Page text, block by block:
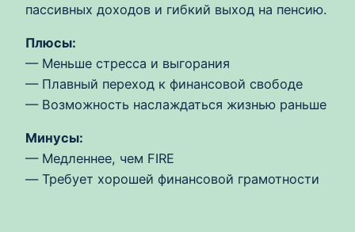
пассивных доходов и гибкий выход на пенсию.
Плюсы:
— Меньше стресса и выгорания
— Плавный переход к финансовой свободе
— Возможность наслаждаться жизнью раньше
Минусы:
— Медленнее, чем FIRE
— Требует хорошей финансовой грамотности